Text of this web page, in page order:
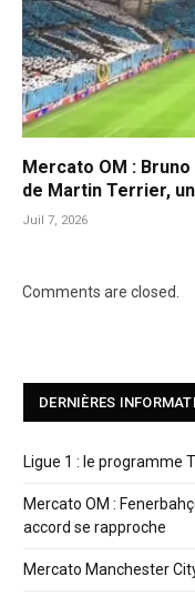
Mercato OM :
de Martin Terrier,
Juil 7, 2026
Comments are closed.
DERNIÈRES
Ligue 1 : le programme
Mercato OM :
accord se rapproche
Mercato Manchester